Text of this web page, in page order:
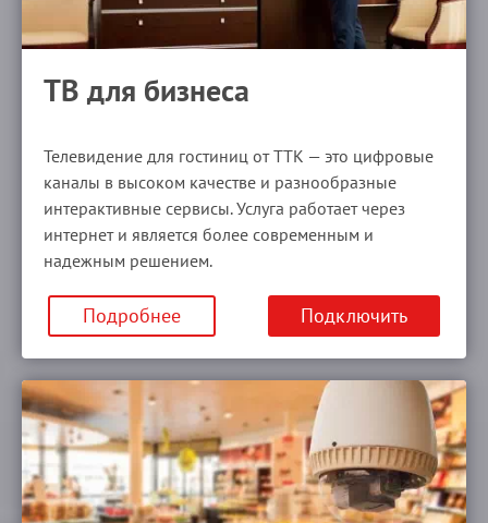
ТВ для бизнеса
Телевидение для гостиниц от ТТК — это цифровые
каналы в высоком качестве и разнообразные
интерактивные сервисы. Услуга работает через
интернет и является более современным и
надежным решением.
Подробнее Подключить